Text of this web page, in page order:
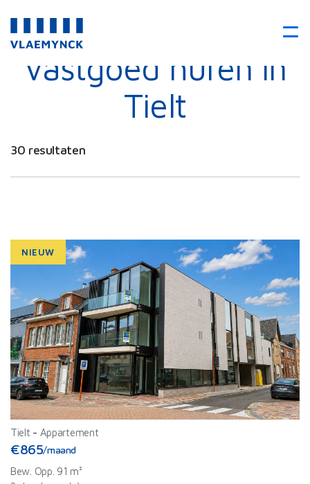
Vastgoed huren in
Tielt
30 resultaten
NIEUW
Tielt - Appartement
€865/maand
Bew. Opp. 91 m²